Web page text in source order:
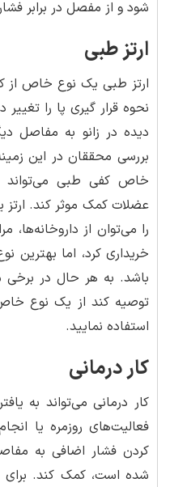
شود و از مفصل در برابر
ارتز طبی
ارتز طبی یک نوع خاص
نحوه قرار گیری پا را
دیده در زانو به مفاصل
بررسی محققان در این
خاص کفی طبی می‌تواند
عضلات کمک موثر کند.
را می‌توان از داروخانه‌ها،
خریداری کرد، اما
باشد. به هر حال در
توصیه کند از یک نوع
استفاده نمایید.
کار درمانی
کار درمانی می‌تواند به
فعالیت‌های روزمره یا
کردن فشار اضافی به
شده است، کمک کند. برای